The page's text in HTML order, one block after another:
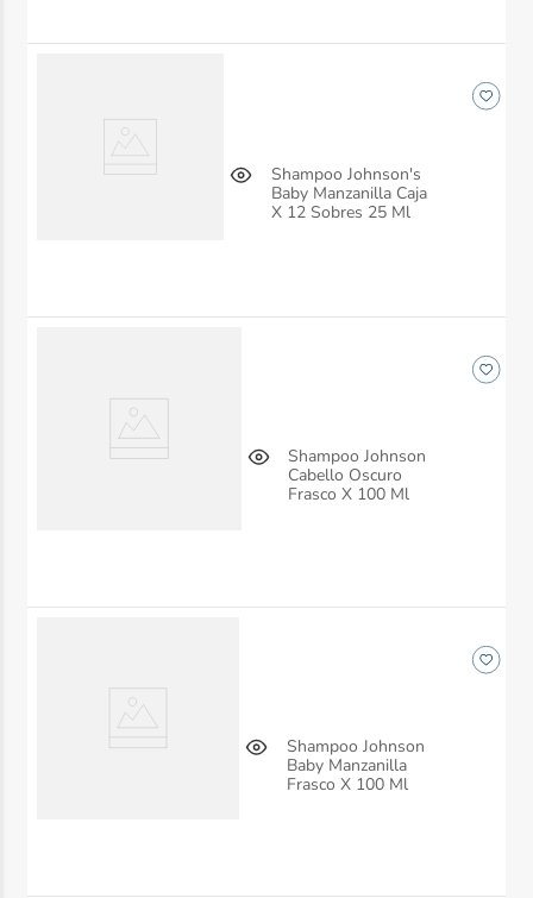
Shampoo Johnson's
Baby Manzanilla Caja
X 12 Sobres 25 Ml
Shampoo Johnson
Cabello Oscuro
Frasco X 100 Ml
Shampoo Johnson
Baby Manzanilla
Frasco X 100 Ml